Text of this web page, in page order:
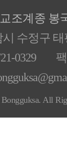
조계종 봉
시 수정구
0329 팩
All